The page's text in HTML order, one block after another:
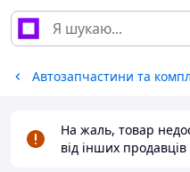
Автозапчастини та
На жаль, товар
від інших продавців